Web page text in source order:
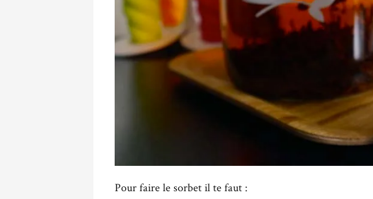
Pour faire le sorbet il te faut :